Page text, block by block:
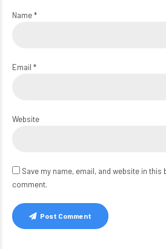
Name *
Email *
Website
Save my name, email, and website in
comment.
Post Comment